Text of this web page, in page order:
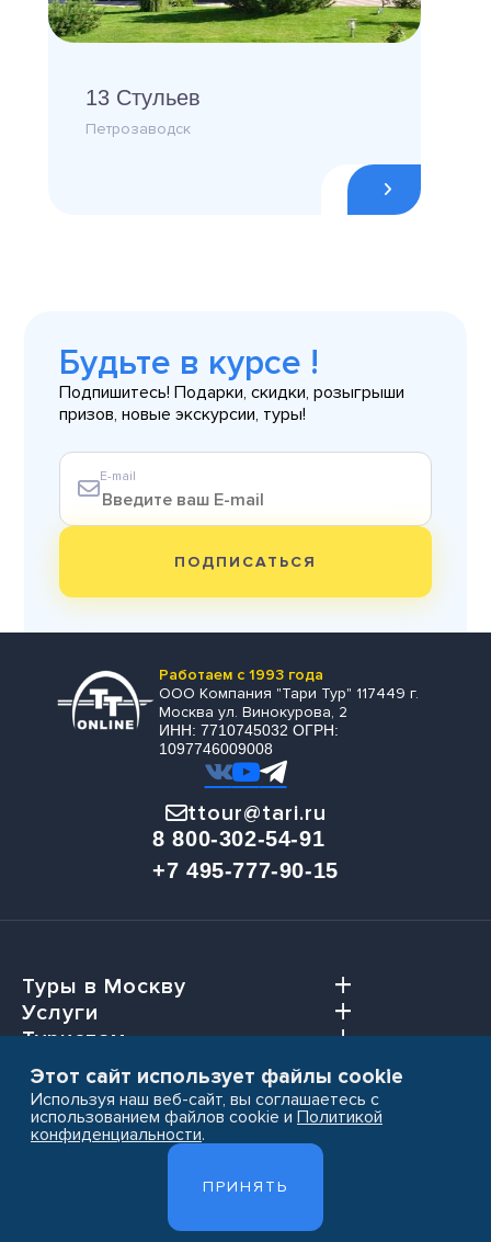
13 Стульев
Петрозаводск
Будьте в курсе !
Подпишитесь! Подарки, скидки, розыгрыши
призов, новые экскурсии, туры!
E-mail
ПОДПИСАТЬСЯ
Работаем с 1993 года
ООО Компания "Тари Тур" 117449 г.
Москва ул. Винокурова, 2
ИНН: 7710745032 ОГРН:
1097746009008
ttour@tari.ru
8 800-302-54-91
+7 495-777-90-15
Туры в Москву
Услуги
Туристам
Агентствам
Политика конфиденциальности
Этот сайт использует файлы cookie
Используя наш веб-сайт, вы соглашаетесь с
использованием файлов cookie и Политикой
конфиденциальности.
ПРИНЯТЬ